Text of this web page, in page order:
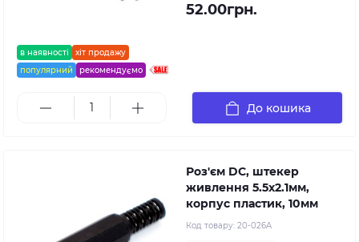
в наявності
хіт продажу
популярний
рекомендуємо
52.00грн.
До кошика
Роз'єм DC, штекер
живлення 5.5x2.1мм,
корпус пластик, 10мм
Код товару: 20-026A